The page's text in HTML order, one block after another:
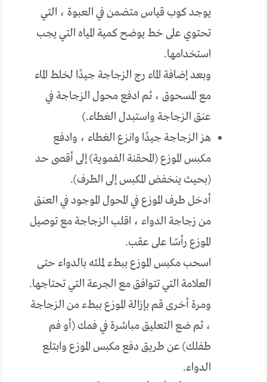
يوجد كوب قياس متضمن في العبوة ، التي
تحتوي على خط يوضح كمية المياه التي يجب
استخدامها.
وبعد إضافة الماء رج الزجاجة جيدًا لخلط الماء
مع المسحوق ، ثم ادفع محول الزجاجة في
عنق الزجاجة واستبدل الغطاء.)
هز الزجاجة جيدًا وانزع الغطاء ، وادفع
مكبس الموزع (المحقنة الفموية) إلى أقصى حد
(بحيث ينخفض المكبس إلى الطرف).
أدخل طرف الموزع في المحول الموجود في العنق
من زجاجة الدواء ، اقلب الزجاجة مع توصيل
الموزع رأسًا على عقب.
اسحب مكبس الموزع ببطء لملئه بالدواء حتى
العلامة التي تتوافق مع الجرعة التي تحتاجها.
ومرة أخرى قم بإزالة الموزع ببطء من الزجاجة
، ثم ضع التعليق مباشرة في فمك (أو فم
طفلك) عن طريق دفع مكبس الموزع وابتلع
الدواء.